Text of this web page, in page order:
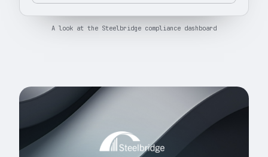
A look at the Steelbridge compliance dashboard